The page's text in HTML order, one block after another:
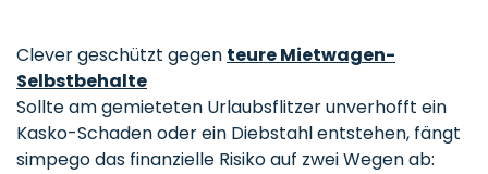
Clever geschützt gegen teure Mietwagen-
Selbstbehalte
Sollte am gemieteten Urlaubsflitzer unverhofft ein
Kasko-Schaden oder ein Diebstahl entstehen, fängt
simpego das finanzielle Risiko auf zwei Wegen ab: